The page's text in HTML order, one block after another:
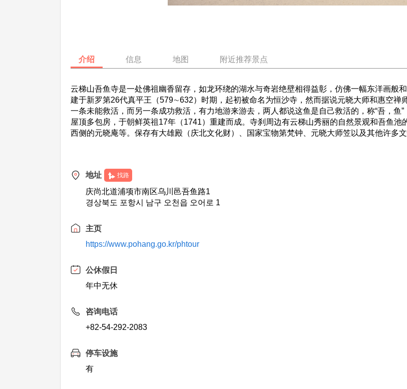
介绍 信息 地图 附近推荐景点
云梯山吾鱼寺是一处佛祖幽香留存，如龙环绕的湖水与奇岩绝壁相得益彰，仿佛一幅东洋画般
建于新罗第26代真平王（579∼632）时期，起初被命名为恒沙寺，然而据说元晓大师和惠空禅
一条未能救活，而另一条成功救活，有力地游来游去，两人都说这鱼是自己救活的，称“吾，鱼
屋顶多包房，于朝鲜英祖17年（1741）重建而成。寺刹周边有云梯山秀丽的自然景观和吾鱼
西侧的元晓庵等。保存有大雄殿（庆北文化财）、国家宝物第梵钟、元晓大师笠以及其他许多文
地址 找路
庆尚北道浦项市南区乌川邑吾鱼路1
경상북도 포항시 남구 오천읍 오어로 1
主页
https://www.pohang.go.kr/phtour
公休假日
年中无休
咨询电话
+82-54-292-2083
停车设施
有